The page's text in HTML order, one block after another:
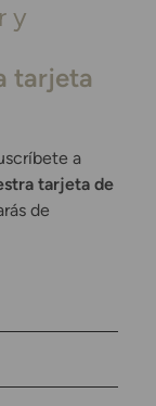
y
tarjeta
a
tarjeta de
de